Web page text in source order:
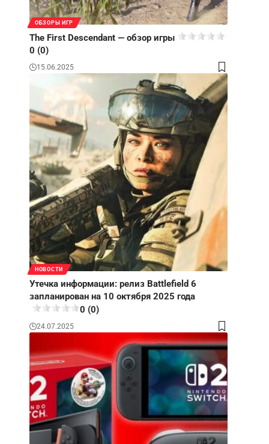
ОБЗОРЫ ИГР
The First Descendant — обзор игры
0 (0)
15.06.2025
НОВОСТИ
Утечка информации: релиз Battlefield 6
запланирован на 10 октября 2025 года
0 (0)
24.07.2025